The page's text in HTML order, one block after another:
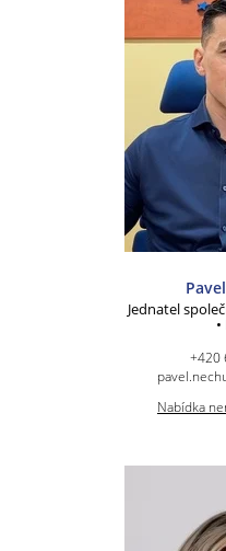
Jednatel
+420
Nabídka